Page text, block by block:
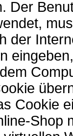
Der
der
Cookie
Shop